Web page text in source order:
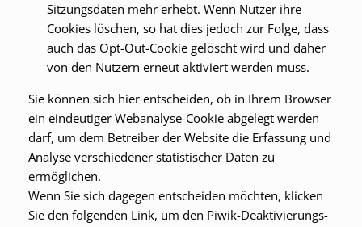
Sitzungsdaten mehr erhebt. Wenn Nutzer ihre
Cookies löschen, so hat dies jedoch zur Folge, dass
auch das Opt-Out-Cookie gelöscht wird und daher
von den Nutzern erneut aktiviert werden muss.
Sie können sich hier entscheiden, ob in Ihrem Browser
ein eindeutiger Webanalyse-Cookie abgelegt werden
darf, um dem Betreiber der Website die Erfassung und
Analyse verschiedener statistischer Daten zu
ermöglichen.
Wenn Sie sich dagegen entscheiden möchten, klicken
Sie den folgenden Link, um den Piwik-Deaktivierungs-